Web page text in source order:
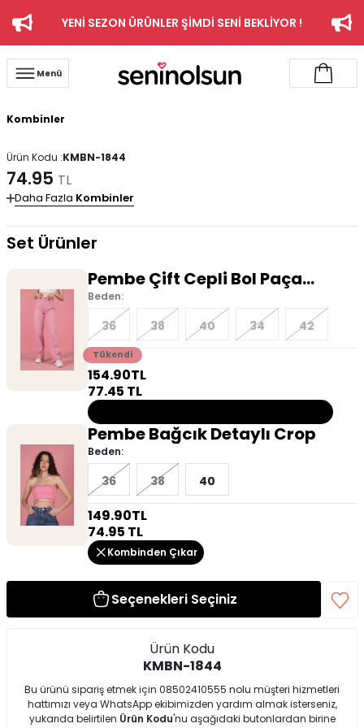
YENİ SEZON ÜRÜNLER ŞİMDİ SENİ BEKLİYOR !
Menü
Kombinler
Ürün Kodu :KMBN-1844
74.95 TL
Daha Fazla Kombinler
Set Ürünler
Pembe Çift Cepli Bol Paça
Pantolon
Beden:
36 38 40 34 42
Tükendi
154.90TL
77.45 TL
Pembe Bağcık Detaylı Crop
Beden:
36 38 40
149.90TL
74.95 TL
Kombinden Çıkar
Seçenekleri Seçiniz
Ürün Kodu
KMBN-1844
Bu ürünü sipariş etmek için 08502410555 nolu müşteri hizmetleri
hattımızı veya WhatsApp ekibimizden yardım almak isterseniz,
yukarıda belirtilen Ürün Kodu'nu aşağıdaki butonlardan birine